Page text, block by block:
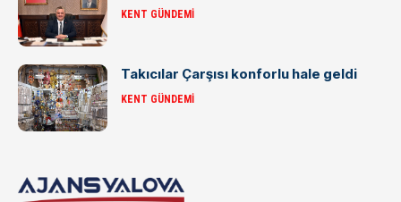
KENT GÜNDEMI
Takıcılar Çarşısı konforlu hale geldi
KENT GÜNDEMI